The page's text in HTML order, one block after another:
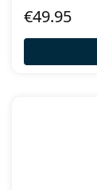
€49.95